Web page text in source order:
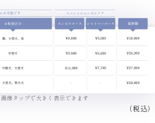
画像タップで大きく表示できます
（税込）